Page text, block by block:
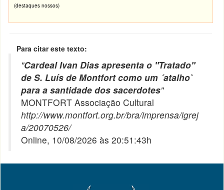
(destaques nossos)
Para citar este texto:
"Cardeal Ivan Dias apresenta o "Tratado"
de S. Luís de Montfort como um ´atalho`
para a santidade dos sacerdotes"
MONTFORT Associação Cultural
http://www.montfort.org.br/bra/imprensa/igrej
a/20070526/
Online, 10/08/2026 às 20:51:43h